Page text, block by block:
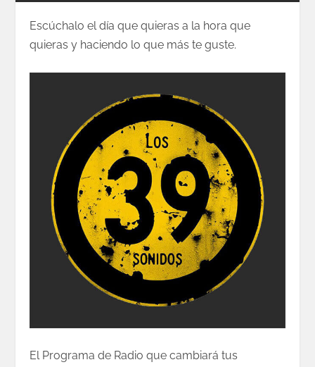
Escúchalo el día que quieras a la hora que
quieras y haciendo lo que más te guste.
El Programa de Radio que cambiará tus